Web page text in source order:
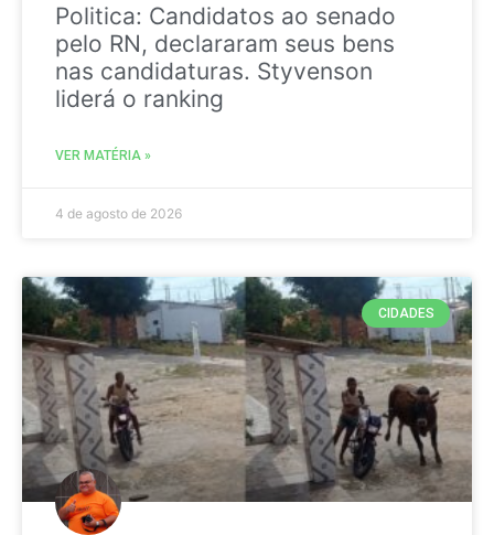
Politica: Candidatos ao senado
pelo RN, declararam seus bens
nas candidaturas. Styvenson
liderá o ranking
VER MATÉRIA »
4 de agosto de 2026
CIDADES